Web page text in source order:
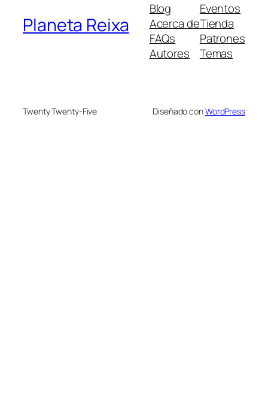
Planeta Reixa
Blog
Acerca de
FAQs
Autores
Eventos
Tienda
Patrones
Temas
Twenty Twenty-Five Diseñado conWordPress